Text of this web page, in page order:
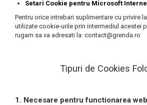
Setari Cookie pentru Microsoft
Pentru orice intrebari suplimentare cu privire
utilizate cookie-urile prin intermediul acestei
rugam sa va adresati la: contact@grenda.ro
Tipuri de Cookies
1. Necesare pentru functionarea